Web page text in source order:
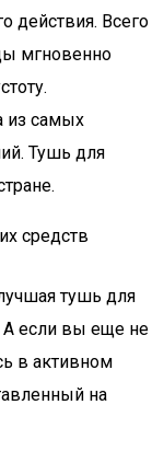
действия. Всего
мгновенно
из самых
Тушь для
средств
тушь для
А если вы еще не
в активном
на